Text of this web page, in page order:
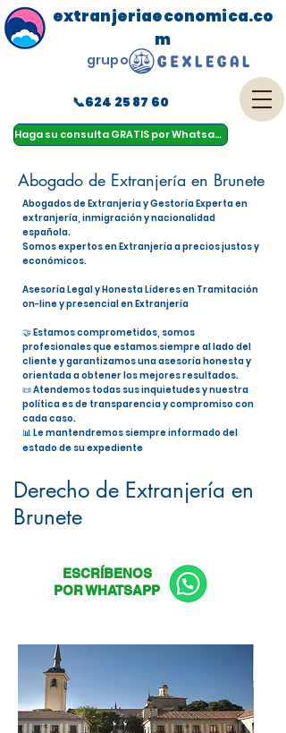
Haga su consulta GRATIS por Whatsapp
menu
extranjeriaeconomica.co
m
📞624 25 87 60
grupo
Abogado de Extranjería en Brunete
Abogados de Extranjeria y Gestoría Experta en
extranjería, inmigración y nacionalidad
española.
Somos expertos en Extranjería a precios justos y
económicos.
Asesoría Legal y Honesta Líderes en Tramitación
on-line y presencial en Extranjería
🤝 Estamos comprometidos, somos
profesionales que estamos siempre al lado del
cliente y garantizamos una asesoría honesta y
orientada a obtener los mejores resultados.
📜 Atendemos todas sus inquietudes y nuestra
política es de transparencia y compromiso con
cada caso.
📊 Le mantendremos siempre informado del
estado de su expediente
Derecho de Extranjería en
Brunete
ESCRÍBENOS
POR WHATSAPP